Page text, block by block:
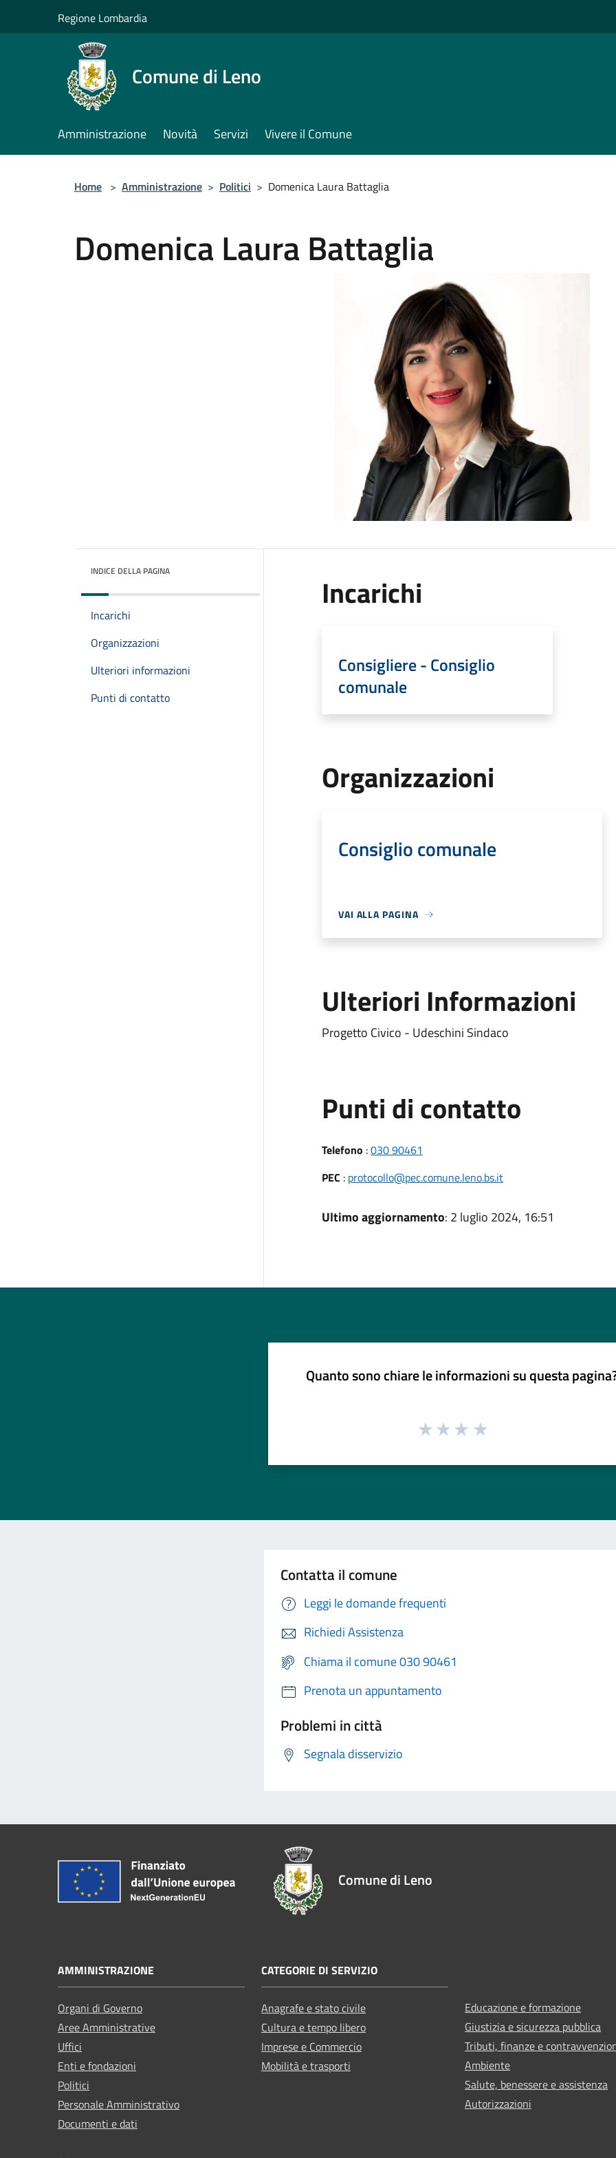
Regione Lombardia
Comune di Leno
Amministrazione Novità Servizi Vivere il Comune
Home > Amministrazione > Politici > Domenica Laura Battaglia
Domenica Laura Battaglia
INDICE DELLA PAGINA
Incarichi
Organizzazioni
Ulteriori informazioni
Punti di contatto
Incarichi
Consigliere - Consiglio
comunale
Organizzazioni
Consiglio comunale
VAI ALLA PAGINA
Ulteriori Informazioni
Progetto Civico - Udeschini Sindaco
Punti di contatto
Telefono :030 90461
PEC : protocollo@pec.comune.leno.bs.it
Ultimo aggiornamento: 2 luglio 2024, 16:51
Quanto sono chiare le informazioni su questa
Contatta il comune
Leggi le domande frequenti
Richiedi Assistenza
Chiama il comune 030 90461
Prenota un appuntamento
Problemi in città
Segnala disservizio
Comune di Leno
AMMINISTRAZIONE
Organi di Governo
Aree Amministrative
Uffici
Enti e fondazioni
Politici
Personale Amministrativo
Documenti e dati
CATEGORIE DI SERVIZIO
Anagrafe e stato civile
Cultura e tempo libero
Imprese e Commercio
Mobilità e trasporti
Educazione e formazione
Giustizia e sicurezza pubblica
Tributi, finanze e
Ambiente
Salute, benessere e assistenza
Autorizzazioni